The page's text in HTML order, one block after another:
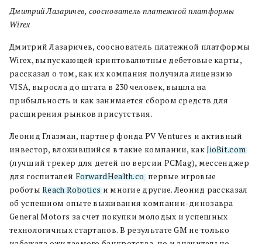
Дмитрий Лазаричев, сооснователь платежной платформы
Wirex
Дмитрий Лазаричев, сооснователь платежной платформы
Wirex, выпускающей криптовалютные дебетовые карты,
рассказал о том, как их компания получила лицензию
VISA, выросла до штата в 230 человек, вышла на
прибыльность и как занимается сбором средств для
расширения рынков присутствия.
Леонид Глазман, партнер фонда PV Ventures и активный
инвестор, вложившийся в такие компании, какJioBit.com
(лучший трекер для детей по версии PCMag), мессенджер
для госпиталей ForwardHealth.co, первые игровые
роботыReach Roboticsи многие другие. Леонид рассказал
об успешном опыте выживания компании-динозавра
General Motors за счет покупки молодых и успешных
технологичных стартапов. В результате GM не только